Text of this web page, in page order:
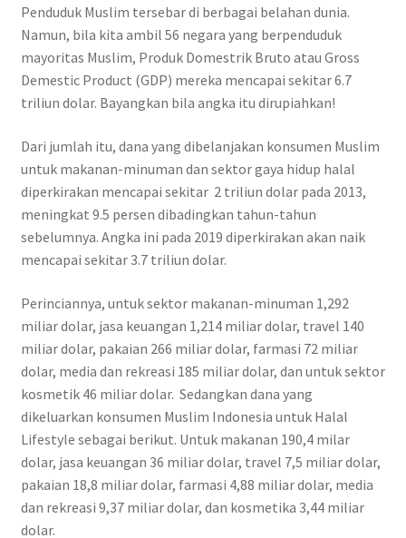
Penduduk Muslim tersebar di berbagai belahan dunia.
Namun, bila kita ambil 56 negara yang berpenduduk
mayoritas Muslim, Produk Domestrik Bruto atau Gross
Demestic Product (GDP) mereka mencapai sekitar 6.7
triliun dolar. Bayangkan bila angka itu dirupiahkan!
Dari jumlah itu, dana yang dibelanjakan konsumen Muslim
untuk makanan-minuman dan sektor gaya hidup halal
diperkirakan mencapai sekitar 2 triliun dolar pada 2013,
meningkat 9.5 persen dibadingkan tahun-tahun
sebelumnya. Angka ini pada 2019 diperkirakan akan naik
mencapai sekitar 3.7 triliun dolar.
Perinciannya, untuk sektor makanan-minuman 1,292
miliar dolar, jasa keuangan 1,214 miliar dolar, travel 140
miliar dolar, pakaian 266 miliar dolar, farmasi 72 miliar
dolar, media dan rekreasi 185 miliar dolar, dan untuk sektor
kosmetik 46 miliar dolar. Sedangkan dana yang
dikeluarkan konsumen Muslim Indonesia untuk Halal
Lifestyle sebagai berikut. Untuk makanan 190,4 milar
dolar, jasa keuangan 36 miliar dolar, travel 7,5 miliar dolar,
pakaian 18,8 miliar dolar, farmasi 4,88 miliar dolar, media
dan rekreasi 9,37 miliar dolar, dan kosmetika 3,44 miliar
dolar.